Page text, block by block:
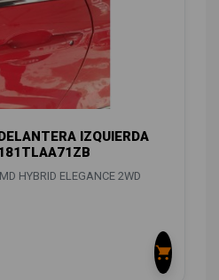
IZQUIERDA
HYBRID ELEGANCE 2WD